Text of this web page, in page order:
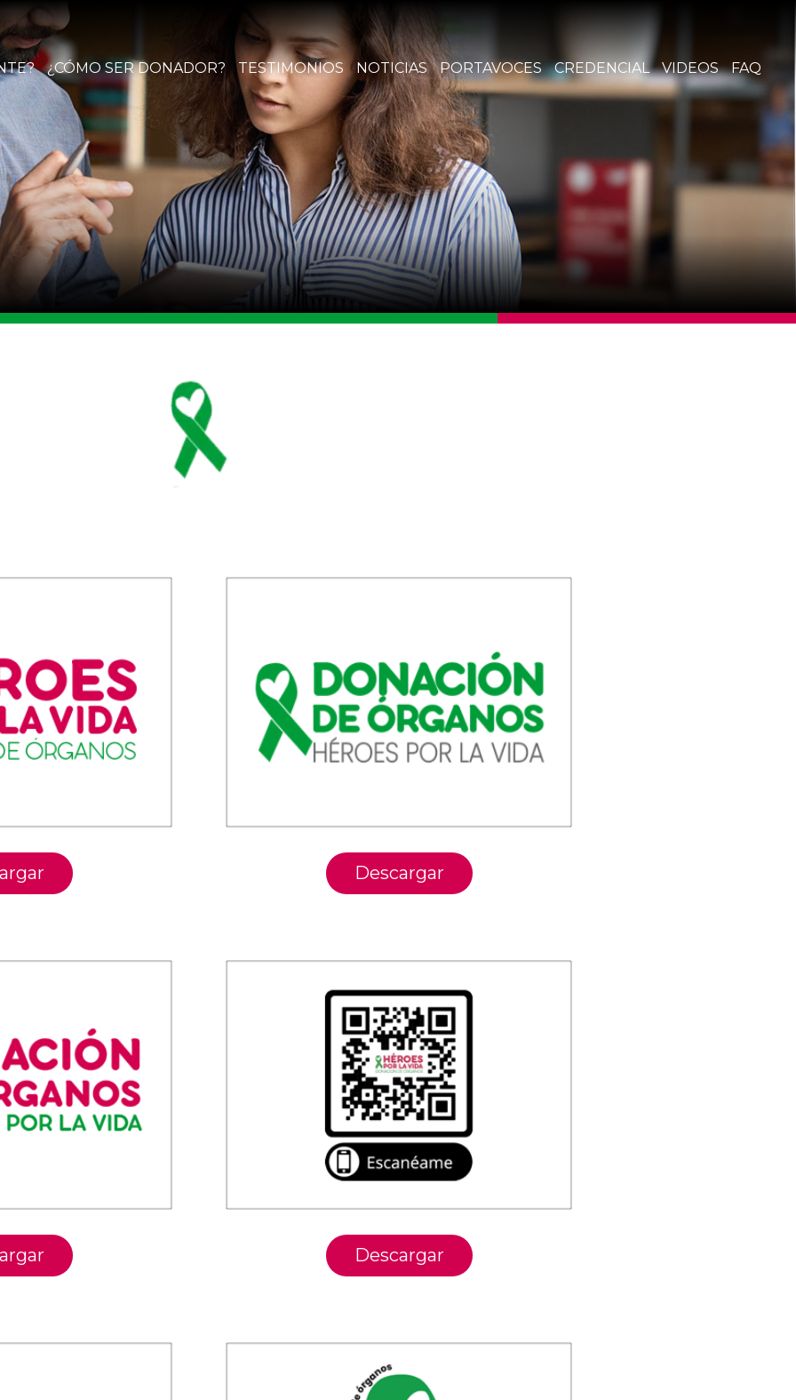
¿CÓMO SER DONADOR? TESTIMONIOS NOTICIAS PORTAVOCES CREDENCIAL VIDEOS FAQ
Descargar
Descargar